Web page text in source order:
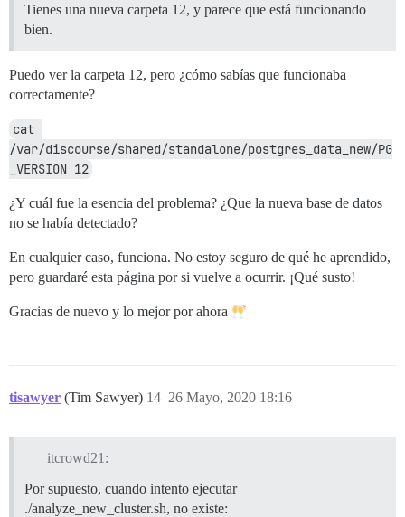
Tienes una nueva carpeta 12, y parece que está funcionando
bien.
Puedo ver la carpeta 12, pero ¿cómo sabías que funcionaba
correctamente?
cat
/var/discourse/shared/standalone/postgres_data_new/PG
_VERSION 12
¿Y cuál fue la esencia del problema? ¿Que la nueva base de datos
no se había detectado?
En cualquier caso, funciona. No estoy seguro de qué he aprendido,
pero guardaré esta página por si vuelve a ocurrir. ¡Qué susto!
Gracias de nuevo y lo mejor por ahora
tisawyer (Tim Sawyer) 26 Mayo, 2020 18:16
14
itcrowd21:
Por supuesto, cuando intento ejecutar
./analyze_new_cluster.sh, no existe: